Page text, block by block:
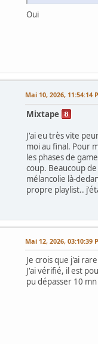
Oui
Mai 10, 2026, 11:54:14
Mixtape
J'ai eu très vite
moi au final. Pour
les phases de
coup. Beaucoup
mélancolie là-
propre playlist..
Mai 12, 2026, 03:10:39
Je crois que j'ai
J'ai vérifié, il est
pu dépasser 10